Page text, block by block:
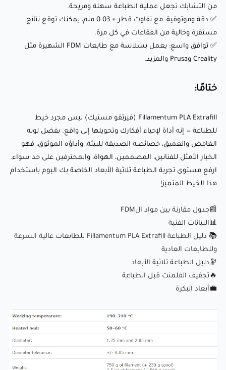
للطباعة — إنه أداة لإحياء أفكارك وتحويلها إلى واقع. بفضل لونه
الغامض والعميق، خصائصه الصديقة للبيئة، وأداؤه الموثوق، فهو
الخيار الأمثل للفنانين، المصممين، الهواة، والمحترفين على حد
📰جدول مقارنة بين مواد الFDM
📊البيانات الفنية
📚 دليل الطباعة Fillamentum PLA Extrafill للطابعات عالية
السرعة وللطابعات العادية
🔥 تجفيف الفلمنت قبل الطباعة
💼أبعاد البكرة
مقارنة بين انواع الفلمنت القابل للتحلل:
من التشابك تجعل عملية الطباعة سهلة ومريحة.
✅ دقة وموثوقية: مع تفاوت قطر ± 0.03 ملم، يمكنك توقع نتائج
مستقرة وخالية من الفقاعات في كل مرة.
✅ توافق واسع: يعمل بسلاسة مع طابعات FDM الشهيرة مثل
Creality وPrusa والمزيد.
ختامًا:
Fillamentum PLA Extrafill (فيرتقو مستيك) ليس مجرد خيط
للطباعة — إنه أداة لإحياء أفكارك وتحويلها إلى واقع. بفضل لونه
الغامض والعميق، خصائصه الصديقة للبيئة، وأداؤه الموثوق، فهو
الخيار الأمثل للفنانين، المصممين، الهواة، والمحترفين على حد سواء.
ارفع مستوى تجربة الطباعة ثلاثية الأبعاد الخاصة بك اليوم باستخدام
هذا الخيط المتميز!
📰جدول مقارنة بين مواد الFDM
📊البيانات الفنية
📚
دليل الطباعة Fillamentum PLA Extrafill للطابعات عالية السرعة
وللطابعات العادية
🔭دليل الطباعة ثلاثية الأبعاد
🔥 تجفيف الفلمنت قبل الطباعة
💼أبعاد البكرة